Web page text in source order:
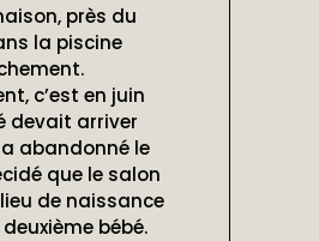
près du
la piscine
c’est en juin
devait arriver
abandonné le
que le salon
de naissance
bébé.